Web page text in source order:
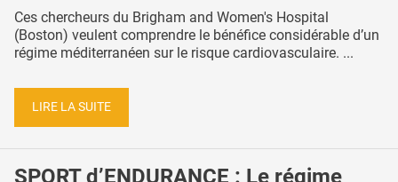
Ces chercheurs du Brigham and Women's Hospital
(Boston) veulent comprendre le bénéfice considérable d’un
régime méditerranéen sur le risque cardiovasculaire. ...
LIRE LA SUITE
SPORT d’ENDURANCE : Le régime